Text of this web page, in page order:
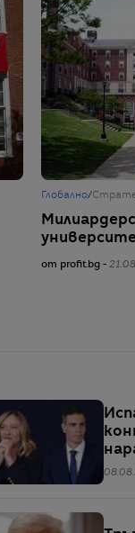
Глобално/
от profit.bg -